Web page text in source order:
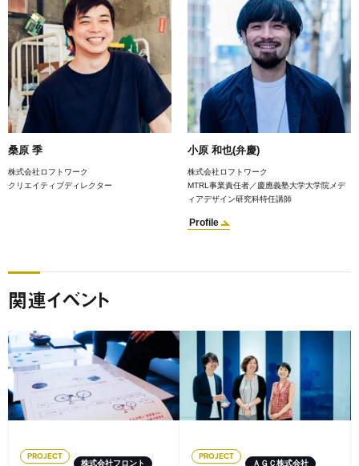
桑原 季
株式会社ロフトワーク
クリエイティブディレクター
小原 和也(弁慶)
株式会社ロフトワーク
MTRL事業責任者／慶應義塾大学大学院メデ
ィアデザイン研究科特任講師
Profile
関連イベント
PROJECT
株式会社フロント
PROJECT
ＡＧＣ株式会社